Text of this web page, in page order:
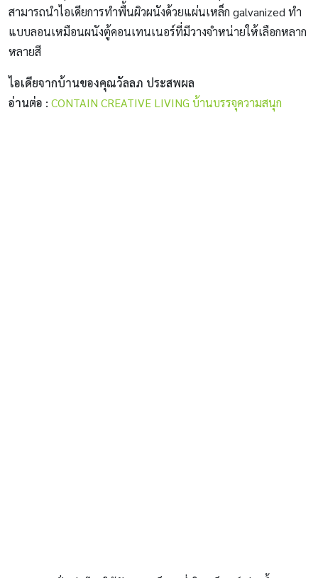
สามารถนำไอเดียการทำพื้นผิวผนังด้วยแผ่นเหล็ก galvanized ทำ
แบบลอนเหมือนผนังตู้คอนเทนเนอร์ที่มีวางจำหน่ายให้เลือกหลาก
หลายสี
ไอเดียจากบ้านของคุณวัลลภ ประสพผล
อ่านต่อ : CONTAIN CREATIVE LIVING บ้านบรรจุความสนุก